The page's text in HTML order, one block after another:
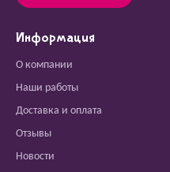
Информация
О компании
Наши работы
Доставка и оплата
Отзывы
Новости